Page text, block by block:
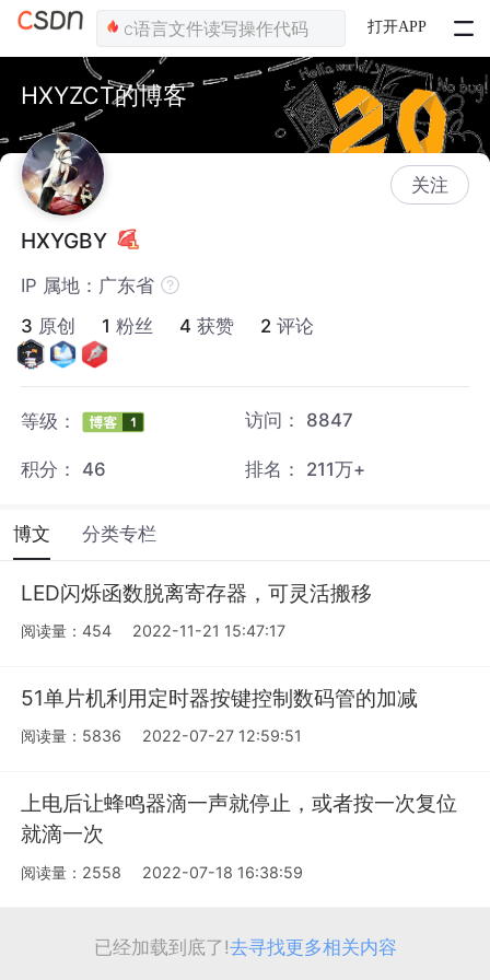
打开APP
HXYZCT的博客
关注
HXYGBY
IP 属地：广东省
3 原创 1 粉丝 4 获赞 2 评论
等级： 访问： 8847
积分： 46 排名： 211万+
博文 分类专栏
LED闪烁函数脱离寄存器，可灵活搬移
阅读量：454 2022-11-21 15:47:17
51单片机利用定时器按键控制数码管的加减
阅读量：5836 2022-07-27 12:59:51
上电后让蜂鸣器滴一声就停止，或者按一次复位
就滴一次
阅读量：2558 2022-07-18 16:38:59
已经加载到底了!去寻找更多相关内容